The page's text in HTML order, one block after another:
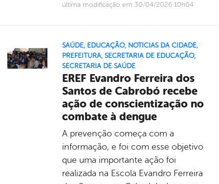
última modificação em 30/04/2026 10h04
SAÚDE, EDUCAÇÃO, NOTICIAS DA CIDADE,
PREFEITURA, SECRETARIA DE EDUCAÇÃO,
SECRETARIA DE SAÚDE
EREF Evandro Ferreira dos
Santos de Cabrobó recebe
ação de conscientização no
combate à dengue
A prevenção começa com a
informação, e foi com esse objetivo
que uma importante ação foi
realizada na Escola Evandro Ferreira